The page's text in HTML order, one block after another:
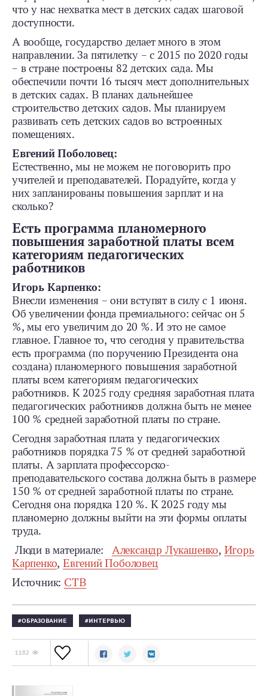
что у нас нехватка мест в детских садах шаговой
доступности.
А вообще, государство делает много в этом
направлении. За пятилетку – с 2015 по 2020 годы
– в стране построены 82 детских сада. Мы
обеспечили почти 16 тысяч мест дополнительных
в детских садах. В планах дальнейшее
строительство детских садов. Мы планируем
развивать сеть детских садов во встроенных
помещениях.
Евгений Поболовец:
Естественно, мы не можем не поговорить про
учителей и преподавателей. Порадуйте, когда у
них запланированы повышения зарплат и на
сколько?
Есть программа планомерного
повышения заработной платы всем
категориям педагогических
работников
Игорь Карпенко:
Внесли изменения – они вступят в силу с 1 июня.
Об увеличении фонда премиального: сейчас он 5
%, мы его увеличим до 20 %. И это не самое
главное. Главное то, что сегодня у правительства
есть программа (по поручению Президента она
создана) планомерного повышения заработной
платы всем категориям педагогических
работников. К 2025 году средняя заработная плата
педагогических работников должна быть не менее
100 % средней заработной платы по стране.
Сегодня заработная плата у педагогических
работников порядка 75 % от средней заработной
платы. А зарплата профессорско-
преподавательского состава должна быть в размере
150 % от средней заработной платы по стране.
Сегодня она порядка 120 %. К 2025 году мы
планомерно должны выйти на эти формы оплаты
труда.
Люди в материале: Александр Лукашенко, Игорь
Карпенко,Евгений Поболовец
Источник: СТВ
ОБРАЗОВАНИЕ ИНТЕРВЬЮ
1182